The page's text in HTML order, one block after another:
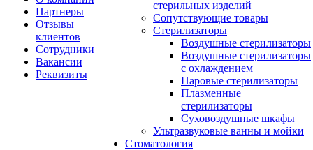
Партнеры
Отзывы
клиентов
Сотрудники
Вакансии
Реквизиты
стерильных изделий
Сопутствующие товары
Стерилизаторы
Воздушные стерилизаторы
Воздушные стерилизаторы
с охлаждением
Паровые стерилизаторы
Плазменные
стерилизаторы
Суховоздушные шкафы
Ультразвуковые ванны и мойки
Стоматология